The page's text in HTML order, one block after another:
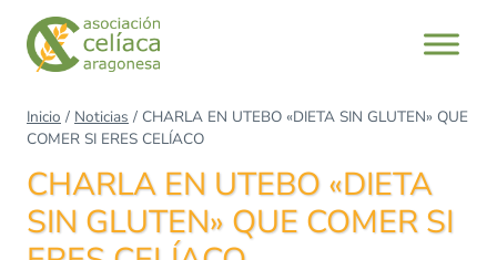
Saltar
contenido
Inicio / Noticias / CHARLA EN UTEBO «DIETA SIN GLUTEN» QUE
COMER SI ERES CELÍACO
CHARLA EN UTEBO «DIETA
SIN GLUTEN» QUE COMER SI